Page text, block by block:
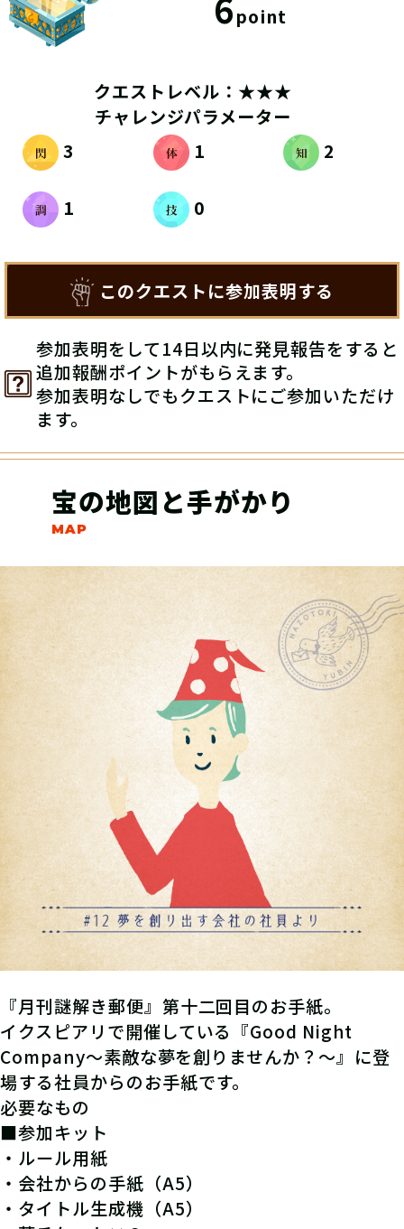
point
クエストレベル：★★★
チャレンジパラメーター
3
1 2
1 0
このクエストに参加表明する
参加表明をして14日以内に発見報告をすると
追加報酬ポイントがもらえます。
参加表明なしでもクエストにご参加いただけ
ます。
宝の地図と手がかり
『月刊謎解き郵便』第十二回目のお手紙。
イクスピアリで開催している『Good Night
Company～素敵な夢を創りませんか？～』に登
場する社員からのお手紙です。
必要なもの
■参加キット
・ルール用紙
・会社からの手紙（A5）
・タイトル生成機（A5）